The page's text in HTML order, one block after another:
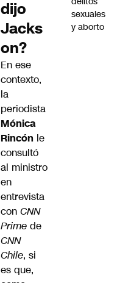
dijo
Jacks
on?
En ese
contexto,
la
periodista
Mónica
Rincón le
consultó
al ministro
en
entrevista
con CNN
Prime de
CNN
Chile, si
es que,
sexuales
y aborto